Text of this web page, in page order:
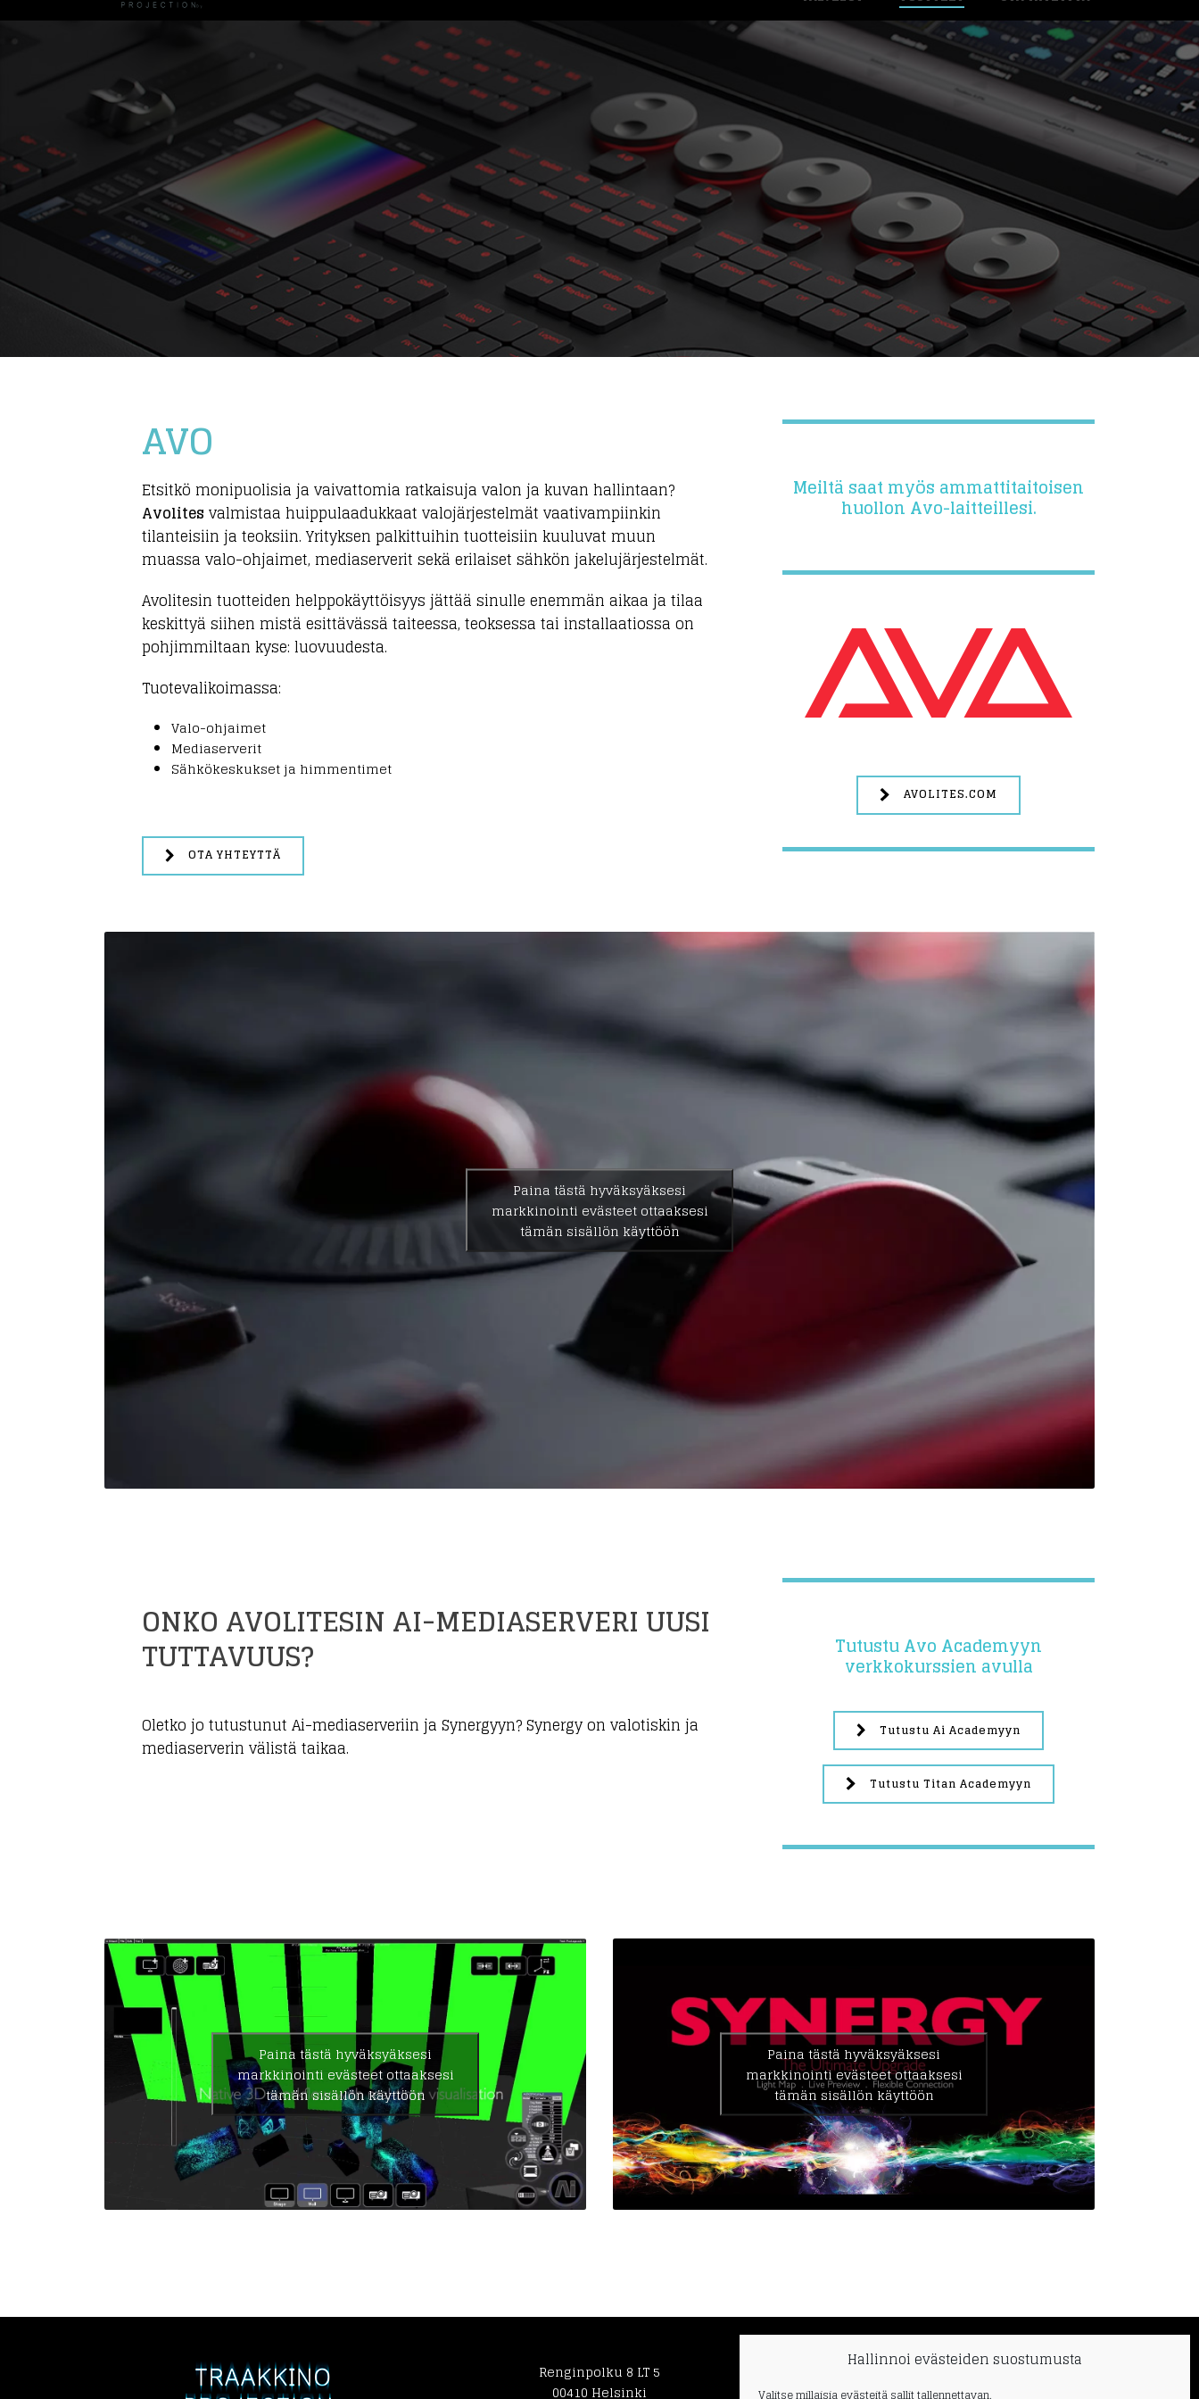
Hallinnoi evästeiden suostumusta
Valitse millaisia evästeitä sallit tallennettavan.
AVO
Etsitkö monipuolisia ja vaivattomia ratkaisuja valon ja kuvan hallintaan?
Avolites valmistaa huippulaadukkaat valojärjestelmät vaativampiinkin
tilanteisiin ja teoksiin. Yrityksen palkittuihin tuotteisiin kuuluvat muun
muassa valo-ohjaimet, mediaserverit sekä erilaiset sähkön jakelujärjestelmät.
Avolitesin tuotteiden helppokäyttöisyys jättää sinulle enemmän aikaa ja tilaa
keskittyä siihen mistä esittävässä taiteessa, teoksessa tai installaatiossa on
pohjimmiltaan kyse: luovuudesta.
Tuotevalikoimassa:
Valo-ohjaimet
Mediaserverit
Sähkökeskukset ja himmentimet
OTA YHTEYTTÄ
Meiltä saat myös ammattitaitoisen
huollon Avo-laitteillesi.
AVOLITES.COM
Paina tästä hyväksyäksesi
markkinointi evästeet ottaaksesi
tämän sisällön käyttöön
ONKO AVOLITESIN AI-MEDIASERVERI UUSI
TUTTAVUUS?
Oletko jo tutustunut Ai-mediaserveriin ja Synergyyn? Synergy on valotiskin ja
mediaserverin välistä taikaa.
Tutustu Avo Academyyn
verkkokurssien avulla
Tutustu Ai Academyyn
Tutustu Titan Academyyn
Paina tästä hyväksyäksesi
markkinointi evästeet ottaaksesi
tämän sisällön käyttöön
Paina tästä hyväksyäksesi
markkinointi evästeet ottaaksesi
tämän sisällön käyttöön
Renginpolku 8 LT 5
00410 Helsinki
> Ota yhteyttä
> Eväste ja tietosuojaseloste